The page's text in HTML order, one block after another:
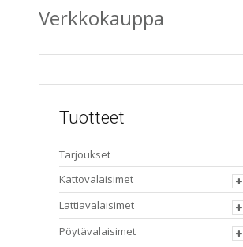
Verkkokauppa
Tuotteet
Tarjoukset
Kattovalaisimet
Lattiavalaisimet
Pöytävalaisimet